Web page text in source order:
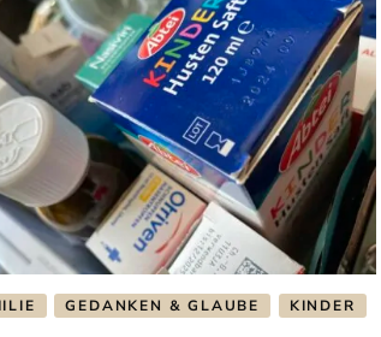
GEDANKEN & GLAUBE KINDER